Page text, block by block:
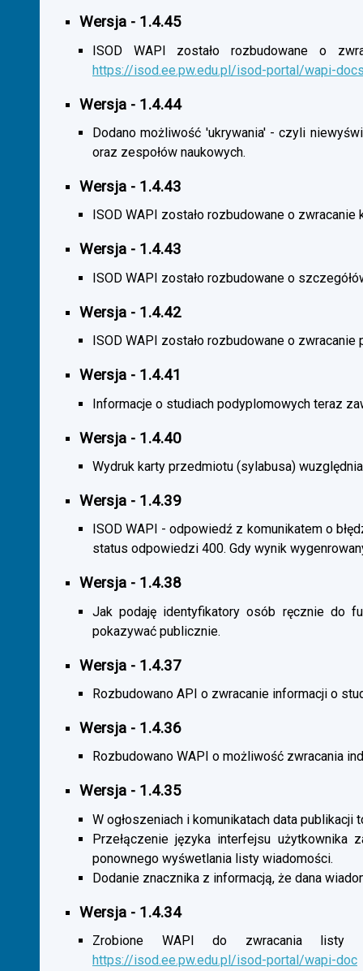
Wersja - 1.4.45
ISOD WAPI zostało rozbudowane o
https://isod.ee.pw.edu.pl/isod-portal/wapi-
Wersja - 1.4.44
Dodano możliwość 'ukrywania' - czyli
oraz zespołów naukowych.
Wersja - 1.4.43
ISOD WAPI zostało rozbudowane o
Wersja - 1.4.43
ISOD WAPI zostało rozbudowane o
Wersja - 1.4.42
ISOD WAPI zostało rozbudowane o zwracanie
Wersja - 1.4.41
Informacje o studiach podyplomowych teraz
Wersja - 1.4.40
Wydruk karty przedmiotu (sylabusa)
Wersja - 1.4.39
ISOD WAPI - odpowiedź z komunikatem o
status odpowiedzi 400. Gdy wynik
Wersja - 1.4.38
Jak podaję identyfikatory osób ręcznie do
pokazywać publicznie.
Wersja - 1.4.37
Rozbudowano API o zwracanie informacji o
Wersja - 1.4.36
Rozbudowano WAPI o możliwość zwracania
Wersja - 1.4.35
W ogłoszeniach i komunikatach data
Przełączenie języka interfejsu użytkownika
ponownego wyśwetlania listy wiadomości.
Dodanie znacznika z informacją, że dana
Wersja - 1.4.34
Zrobione WAPI do zwracania listy
https://isod.ee.pw.edu.pl/isod-portal/wapi-doc